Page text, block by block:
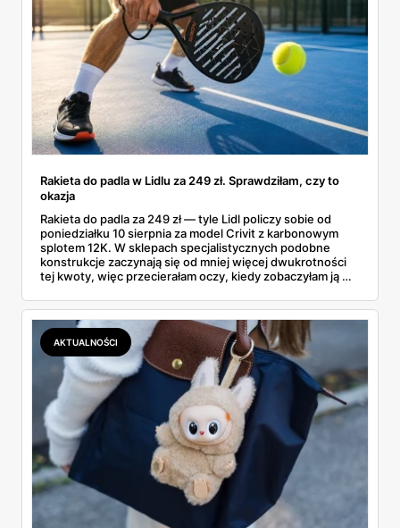
Rakieta do padla w Lidlu za 249 zł. Sprawdziłam, czy to
okazja
Rakieta do padla za 249 zł — tyle Lidl policzy sobie od
poniedziałku 10 sierpnia za model Crivit z karbonowym
splotem 12K. W sklepach specjalistycznych podobne
konstrukcje zaczynają się od mniej więcej dwukrotności
tej kwoty, więc przecierałam oczy, kiedy zobaczyłam ją w
najszybciej rosnący sport w Polsce: kortów przybywa
lawinowo, a chętnych jeszcze szybciej. Sprawdziłam, co
dokładnie dostajemy za te pieniądze i komu taka rakieta
faktycznie wystarczy.
AKTUALNOŚCI